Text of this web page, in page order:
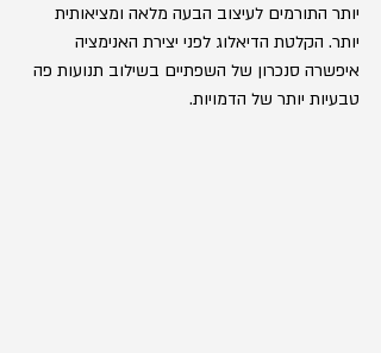
יותר התורמים לעיצוב הבעה מלאה ומציאותית
יותר. הקלטת הדיאלוג לפני יצירת האנימציה
איפשרה סנכרון של השפתיים בשילוב תנועות פה
טבעיות יותר של הדמויות.